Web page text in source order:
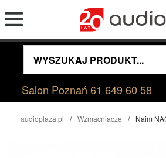
Salon Poznań61 649 60 58
audioplaza.pl Wzmacniacze Naim